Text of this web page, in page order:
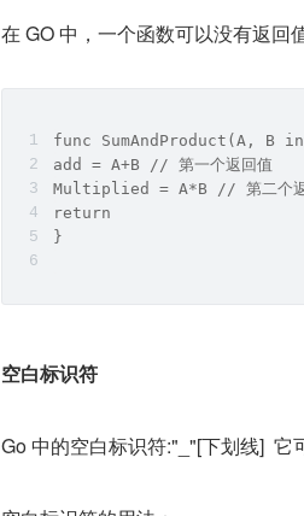
在 GO 中，一个函数可以没有返回
func SumAndProduct(A,
add = A+B // 第一个返回值
Multiplied = A*B // 第二个返
return
}
空白标识符
Go 中的空白标识符:"_"[下划线]  它